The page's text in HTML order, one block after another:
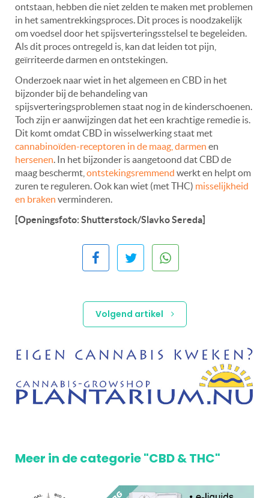
ontstaan, hebben die niet zelden te maken met problemen
in het samentrekkingsproces. Dit proces is noodzakelijk
om voedsel door het spijsverteringsstelsel te begeleiden.
Als dit proces ontregeld is, kan dat leiden tot pijn,
geïrriteerde darmen en ontstekingen.
Onderzoek naar wiet in het algemeen en CBD in het
bijzonder bij de behandeling van
spijsverteringsproblemen staat nog in de kinderschoenen.
Toch zijn er aanwijzingen dat het een krachtige remedie is.
Dit komt omdat CBD in wisselwerking staat met
cannabinoïden-receptoren in de maag, darmen en
hersenen. In het bijzonder is aangetoond dat CBD de
maag beschermt, ontstekingsremmend werkt en helpt om
zuren te reguleren. Ook kan wiet (met THC) misselijkheid
en braken verminderen.
[Openingsfoto: Shutterstock/Slavko Sereda]
Volgend artikel
Meer in de categorie "CBD & THC"